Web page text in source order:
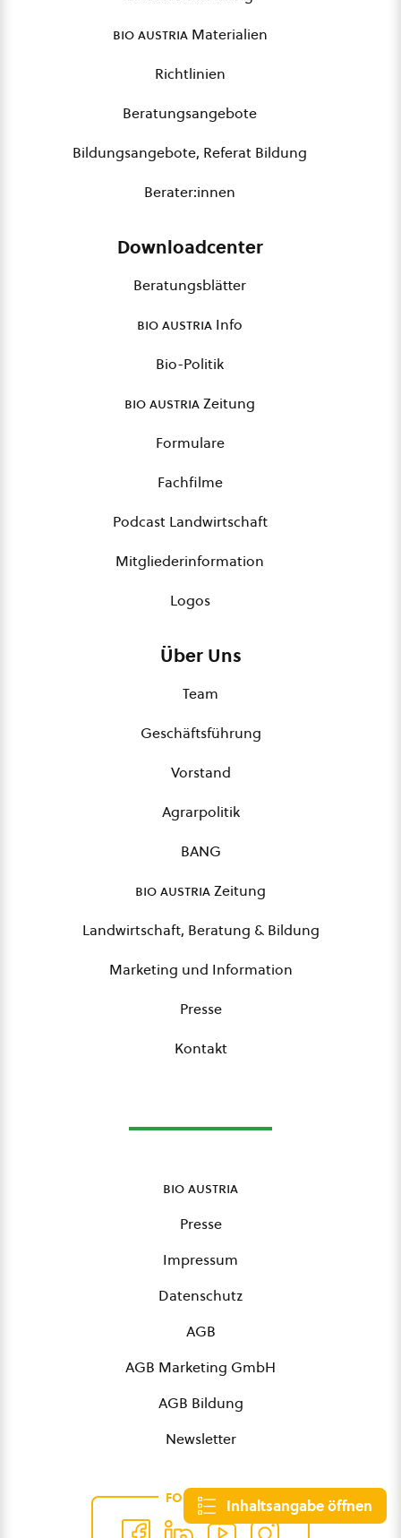
Inhaltsangabe öffnen
bio austriaMaterialien
Richtlinien
Beratungsangebote
Bildungsangebote, Referat Bildung
Berater:innen
Downloadcenter
Beratungsblätter
bio austria Info
Bio-Politik
bio austriaZeitung
Formulare
Fachfilme
Podcast Landwirtschaft
Mitgliederinformation
Logos
Über Uns
Team
Geschäftsführung
Vorstand
Agrarpolitik
BANG
bio austriaZeitung
Landwirtschaft, Beratung & Bildung
Marketing und Information
Presse
Kontakt
bio austria
Presse
Impressum
Datenschutz
AGB
AGB Marketing GmbH
AGB Bildung
Newsletter
FOLGE UNS